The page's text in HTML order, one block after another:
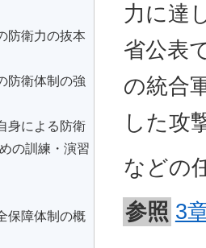
衛力の抜本
衛体制の強
による防衛
の訓練・演習
障体制の概
力に達
省公表
の統合
した攻
などの
参照 3